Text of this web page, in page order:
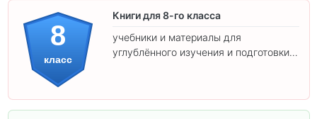
8
класс
Книги для 8-го класса
учебники и материалы для
углублённого изучения и подготовки к